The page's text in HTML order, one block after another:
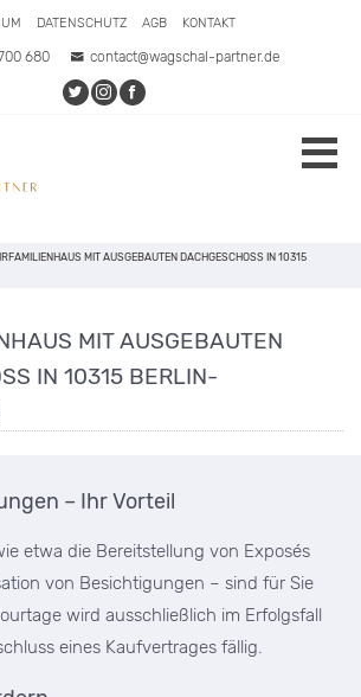
DATENSCHUTZ AGB KONTAKT
680 contact@wagschal-partner.de
MIT AUSGEBAUTEN DACHGESCHOSS IN 10315
MIT AUSGEBAUTEN
IN 10315 BERLIN-
– Ihr Vorteil
etwa die Bereitstellung von Exposés
von Besichtigungen – sind für Sie
wird ausschließlich im Erfolgsfall
eines Kaufvertrages fällig.